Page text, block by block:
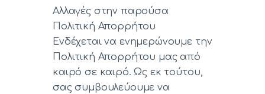
Αλλαγές στην παρούσα
Πολιτική Απορρήτου
Ενδέχεται να ενημερώνουμε την
Πολιτική Απορρήτου μας από
καιρό σε καιρό. Ως εκ τούτου,
σας συμβουλεύουμε να